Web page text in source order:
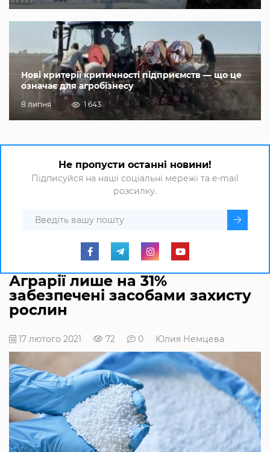
Нові критерії критичності підприємств — що це
означає для агробізнесу
8 липня 1 643
Не пропусти останні новини!
Підписуйся на наші соціальні мережі та e-mail
розсилку.
Аграрії лише на 31%
забезпечені засобами захисту
рослин
17 лютого 2021 72 0 Юлия Немцева